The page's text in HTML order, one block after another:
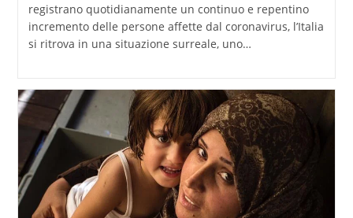
registrano quotidianamente un continuo e repentino
incremento delle persone affette dal coronavirus, l’Italia
si ritrova in una situazione surreale, uno…